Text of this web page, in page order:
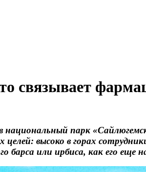
национальный парк
высоко в горах
барса или ирбиса, как его еще